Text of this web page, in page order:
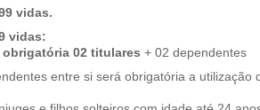
vidas.
vidas:
obrigatória 02 titulares + 02 dependentes
entre si será obrigatória a utilização